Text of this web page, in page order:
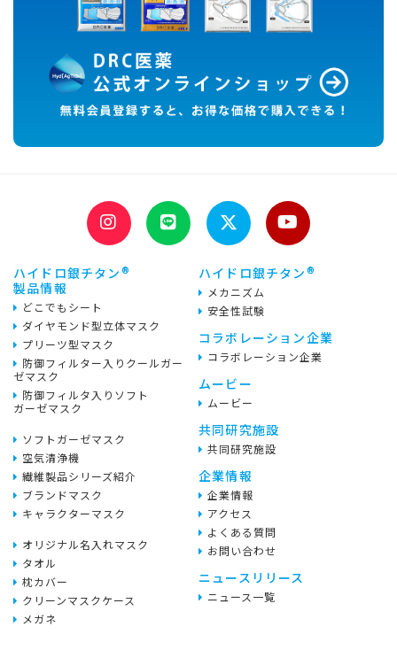
ハイドロ銀チタン ®
製品情報
どこでもシート
ダイヤモンド型立体マスク
プリーツ型マスク
防御フィルター入りクールガー
ゼマスク
防御フィルタ入りソフト
ガーゼマスク
ソフトガーゼマスク
空気清浄機
繊維製品シリーズ紹介
ブランドマスク
キャラクターマスク
オリジナル名入れマスク
タオル
枕カバー
クリーンマスクケース
メガネ
ハイドロ銀チタン ®
メカニズム
安全性試験
コラボレーション企業
コラボレーション企業
ムービー
ムービー
共同研究施設
共同研究施設
企業情報
企業情報
アクセス
よくある質問
お問い合わせ
ニュースリリース
ニュース一覧